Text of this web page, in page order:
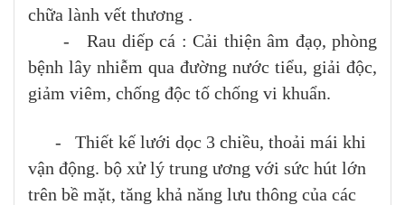
chữa lành vết thương .
- Rau diếp cá : Cải thiện âm đạọ, phòng
bệnh lây nhiễm qua đường nước tiểu, giải độc,
giảm viêm, chống độc tố chống vi khuẩn.
- Thiết kế lưới dọc 3 chiều, thoải mái khi
vận động. bộ xử lý trung ương với sức hút lớn
trên bề mặt, tăng khả năng lưu thông của các